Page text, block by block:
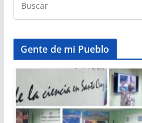
Gente de mi Pueblo